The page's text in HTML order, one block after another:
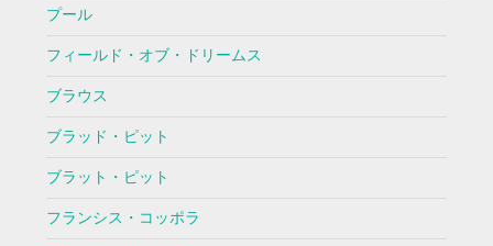
プール
フィールド・オブ・ドリームス
ブラウス
ブラッド・ピット
ブラット・ピット
フランシス・コッポラ